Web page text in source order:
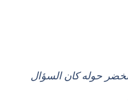
حوله كان السؤال